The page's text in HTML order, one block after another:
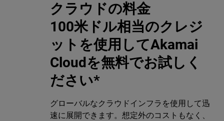
クラウドの料金
100米ドル相当のクレジ
ットを使用してAkamai
Cloudを無料でお試しく
ださい*
グローバルなクラウドインフラを使用して迅
速に展開できます。想定外のコストもなく、